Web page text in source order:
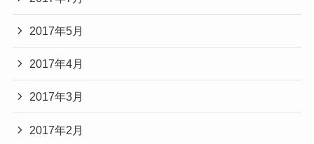
2017年5月
2017年4月
2017年3月
2017年2月